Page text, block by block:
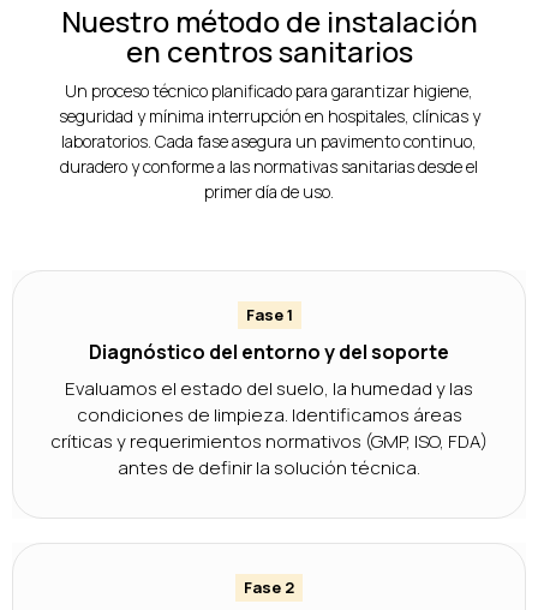
Nuestro método de instalación
en centros sanitarios
Un proceso técnico planificado para garantizar higiene,
seguridad y mínima interrupción en hospitales, clínicas y
laboratorios. Cada fase asegura un pavimento continuo,
duradero y conforme a las normativas sanitarias desde el
primer día de uso.
Fase 1
Diagnóstico del entorno y del soporte
Evaluamos el estado del suelo, la humedad y las
condiciones de limpieza. Identificamos áreas
críticas y requerimientos normativos (GMP, ISO, FDA)
antes de definir la solución técnica.
Fase 2